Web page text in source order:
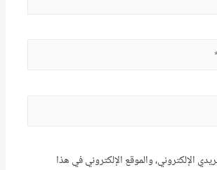
الإلكتروني، والموقع الإلكتروني في هذا